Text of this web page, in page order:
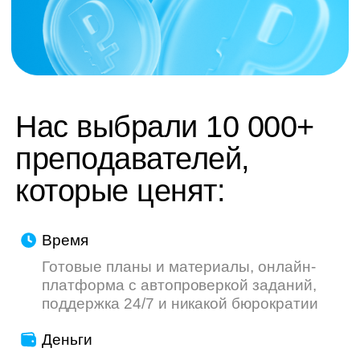
труду — мы делаем всё, чтобы ваш опыт
был приятнее